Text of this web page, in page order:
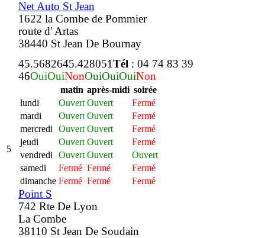
Net Auto St Jean
1622 la Combe de Pommier
route d' Artas
38440 St Jean De Bournay
5
45.5682645.428051Tél : 04 74 83 39
46OuiOuiNonOuiOuiOuiNon
matin après-midi soirée
lundi
Ouvert Ouvert
Fermé
mardi
Ouvert Ouvert
Fermé
mercredi
Ouvert Ouvert
Fermé
jeudi
Ouvert Ouvert
Fermé
vendredi
Ouvert Ouvert
Ouvert
samedi
Fermé Fermé
Fermé
dimanche Fermé Fermé Fermé
Point S
742 Rte De Lyon
La Combe
38110 St Jean De Soudain